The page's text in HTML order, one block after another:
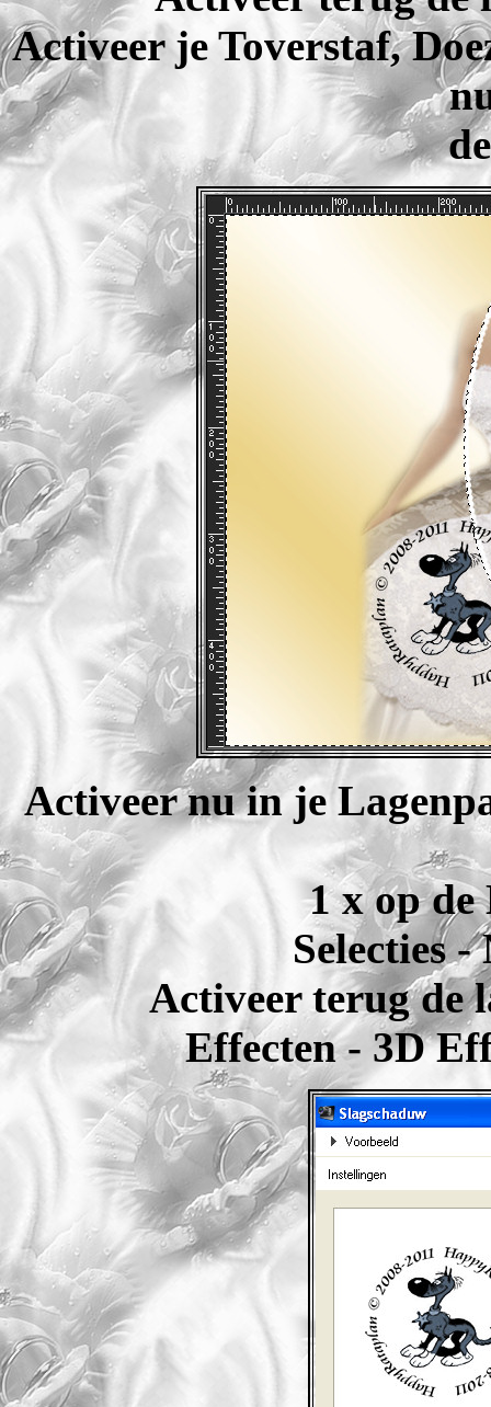
Activeer je Toverstaf,
Activeer nu in je
1 x op
Selecties -
Activeer terug de
Effecten - 3D